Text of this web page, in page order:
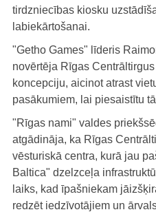
tirdzniecības kiosku
labiekārtošanai.
"Getho Games" līderis
novērtēja Rīgas
koncepciju, aicinot atrast
pasākumiem, lai piesaistītu
"Rīgas nami" valdes
atgādināja, ka Rīgas
vēsturiskā centra, kurā jau
Baltica" dzelzceļa
laiks, kad īpašniekam
redzēt iedzīvotājiem un